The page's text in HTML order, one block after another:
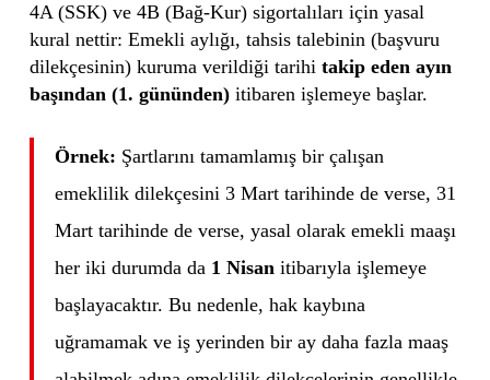
4A (SSK) ve 4B (Bağ-Kur) sigortalıları için yasal
kural nettir: Emekli aylığı, tahsis talebinin (başvuru
dilekçesinin) kuruma verildiği tarihi takip eden ayın
başından (1. gününden)itibaren işlemeye başlar.
Örnek: Şartlarını tamamlamış bir çalışan
emeklilik dilekçesini 3 Mart tarihinde de verse, 31
Mart tarihinde de verse, yasal olarak emekli maaşı
her iki durumda da 1 Nisan itibarıyla işlemeye
başlayacaktır. Bu nedenle, hak kaybına
uğramamak ve iş yerinden bir ay daha fazla maaş